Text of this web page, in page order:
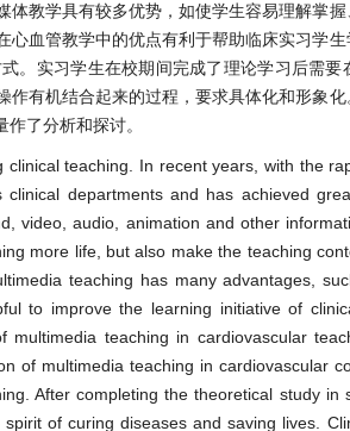
教学具有较多优势，如使学生容易理解掌
血管教学中的优点有利于帮助临床实习学
。实习学生在校期间完成了理论学习后需要
有机结合起来的过程，要求具体化和形象
了分析和探讨。
teaching. In recent years, with the
departments and has achieved
video, audio, animation and other
more life, but also make the teaching
teaching has many advantages,
to improve the learning initiative of
teaching in cardiovascular
of multimedia teaching in cardiovascular
After completing the theoretical study in
of curing diseases and saving lives.